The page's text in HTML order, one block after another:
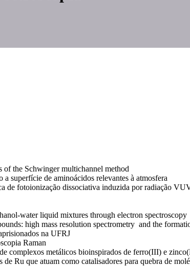
of the Schwinger multichannel method
superfície de aminoácidos relevantes à atmosfera
de fotoionização dissociativa induzida por radiação
water liquid mixtures through electron spectroscopy
high mass resolution spectrometry and the
na UFRJ
Raman
complexos metálicos bioinspirados de ferro(III) e
Ru que atuam como catalisadores para quebra de